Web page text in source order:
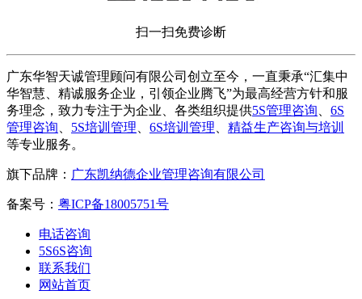
扫一扫免费诊断
广东华智天诚管理顾问有限公司创立至今，一直秉承“汇集中
华智慧、精诚服务企业，引领企业腾飞”为最高经营方针和服
务理念，致力专注于为企业、各类组织提供5S管理咨询
6S
管理咨询
5S培训管理 6S培训管理
精益生产咨询与培训
等专业服务。
旗下品牌： 广东凯纳德企业管理咨询有限公司
备案号： 粤ICP备18005751号
电话咨询
5S6S咨询
联系我们
网站首页